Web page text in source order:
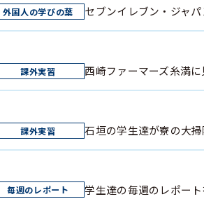
セブンイレブン・ジャ
西崎ファーマーズ糸満
石垣の学生達が寮の大
学生達の毎週のレポー